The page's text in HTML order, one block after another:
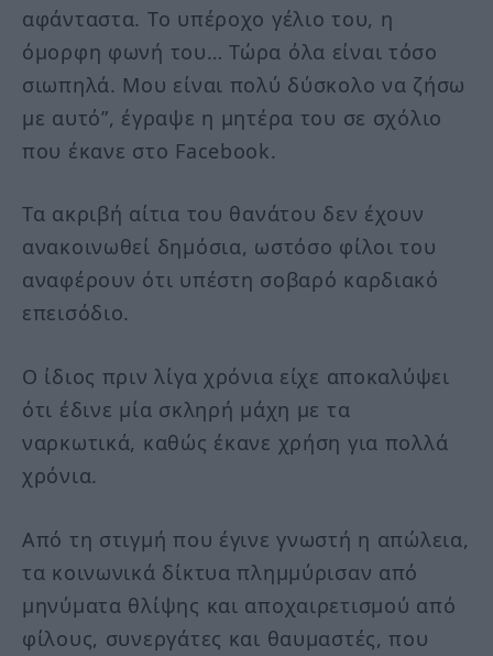
αφάνταστα. Το υπέροχο γέλιο του, η
όμορφη φωνή του… Τώρα όλα είναι τόσο
σιωπηλά. Μου είναι πολύ δύσκολο να ζήσω
με αυτό”, έγραψε η μητέρα του σε σχόλιο
που έκανε στο Facebook.
Τα ακριβή αίτια του θανάτου δεν έχουν
ανακοινωθεί δημόσια, ωστόσο φίλοι του
αναφέρουν ότι υπέστη σοβαρό καρδιακό
επεισόδιο.
Ο ίδιος πριν λίγα χρόνια είχε αποκαλύψει
ότι έδινε μία σκληρή μάχη με τα
ναρκωτικά, καθώς έκανε χρήση για πολλά
χρόνια.
Από τη στιγμή που έγινε γνωστή η απώλεια,
τα κοινωνικά δίκτυα πλημμύρισαν από
μηνύματα θλίψης και αποχαιρετισμού από
φίλους, συνεργάτες και θαυμαστές, που